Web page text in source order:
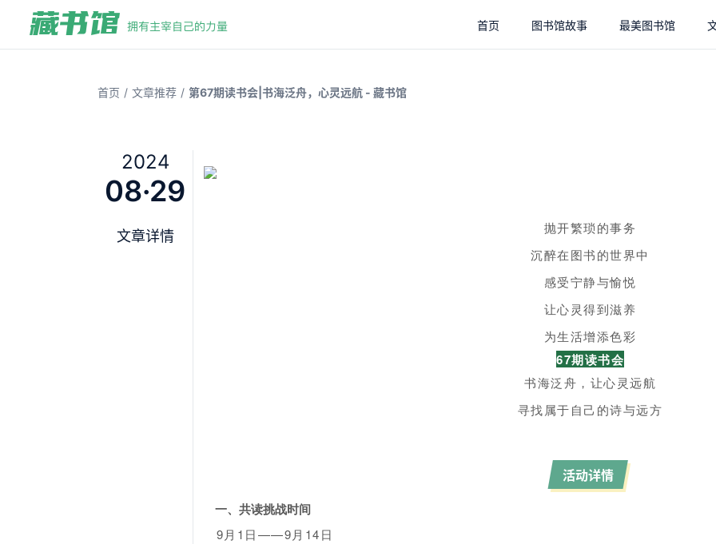
首页 图书馆故事 最美图书馆
首页 / 文章推荐 / 第67期读书会|书海泛舟，心灵远航 - 藏书馆
2024
08·29
文章详情
抛开繁琐的事务
沉醉在图书的世界中
感受宁静与愉悦
让心灵得到滋养
为生活增添色彩
67期读书会
书海泛舟，让心灵远航
寻找属于自己的诗与远方
活动详情
一、共读挑战时间
9月1日——9月14日